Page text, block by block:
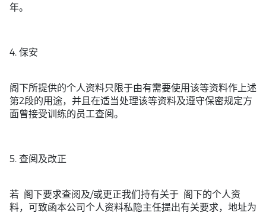
年。
4. 保安
阁下所提供的个人资料只限于由有需要使用该等资料作上述
第2段的用途，并且在适当处理该等资料及遵守保密规定方
面曾接受训练的员工查阅。
5. 查阅及改正
若 阁下要求查阅及/或更正我们持有关于 阁下的个人资
料，可致函本公司个人资料私隐主任提出有关要求，地址为